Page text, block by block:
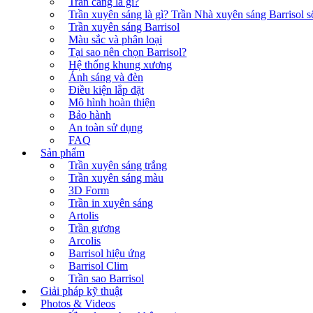
Trần xuyên sáng là gì? Trần Nhà xuyên sáng Barrisol
Trần xuyên sáng Barrisol
Màu sắc và phân loại
Tại sao nên chọn Barrisol?
Hệ thống khung xương
Ánh sáng và đèn
Điều kiện lắp đặt
Mô hình hoàn thiện
Bảo hành
An toàn sử dụng
FAQ
Sản phẩm
Trần xuyên sáng trắng
Trần xuyên sáng màu
3D Form
Trần in xuyên sáng
Artolis
Trần gương
Arcolis
Barrisol hiệu ứng
Barrisol Clim
Trần sao Barrisol
Giải pháp kỹ thuật
Photos & Videos